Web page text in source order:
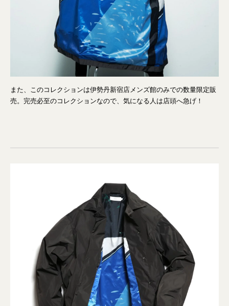
また、このコレクションは伊勢丹新宿店メンズ館のみでの数量限定販
売。完売必至のコレクションなので、気になる人は店頭へ急げ！